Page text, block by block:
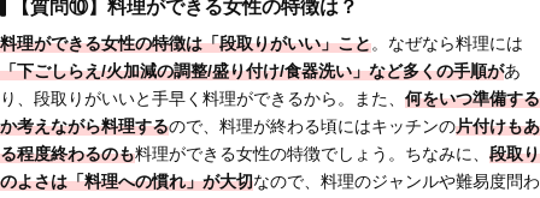
【質問⑩】料理ができる女性の特徴は？
料理ができる女性の特徴は「段取りがいい」こと。なぜなら料理には
「下ごしらえ/火加減の調整/盛り付け/食器洗い」など多くの手順があ
り、段取りがいいと手早く料理ができるから。また、 何をいつ準備する
か考えながら料理するので、料理が終わる頃にはキッチンの片付けもあ
る程度終わるのも料理ができる女性の特徴でしょう。ちなみに、 段取り
のよさは「料理への慣れ」が大切なので、料理のジャンルや難易度問わ